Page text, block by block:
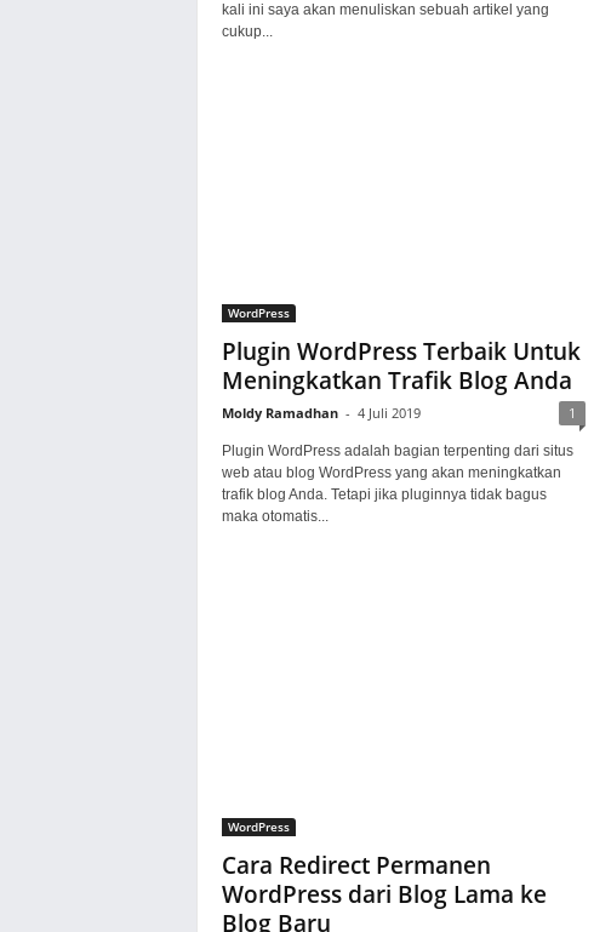
kali ini saya akan menuliskan sebuah artikel yang
cukup...
WordPress
Plugin WordPress Terbaik Untuk
Meningkatkan Trafik Blog Anda
Moldy Ramadhan - 4 Juli 2019 1
Plugin WordPress adalah bagian terpenting dari situs
web atau blog WordPress yang akan meningkatkan
trafik blog Anda. Tetapi jika pluginnya tidak bagus
maka otomatis...
WordPress
Cara Redirect Permanen
WordPress dari Blog Lama ke
Blog Baru